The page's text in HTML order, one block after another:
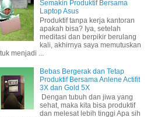
Semakin Produktif Bersama
Laptop Asus
Produktif tanpa kerja kantoran
apakah bisa? Iya, setelah
meditasi dan berpikir berulang
kali, akhirnya saya memutuskan
menjadi ...
Bebas Bergerak dan Tetap
Produktif Bersama Anlene Actifit
3X dan Gold 5X
Dengan tubuh dan jiwa yang
sehat, maka kita bisa produktif
dan melesat lebih tinggi Apa sih